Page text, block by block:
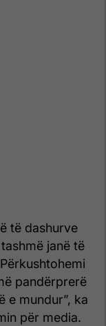
të dashurve
janë të
pandërprerë
e mundur”, ka
për media.